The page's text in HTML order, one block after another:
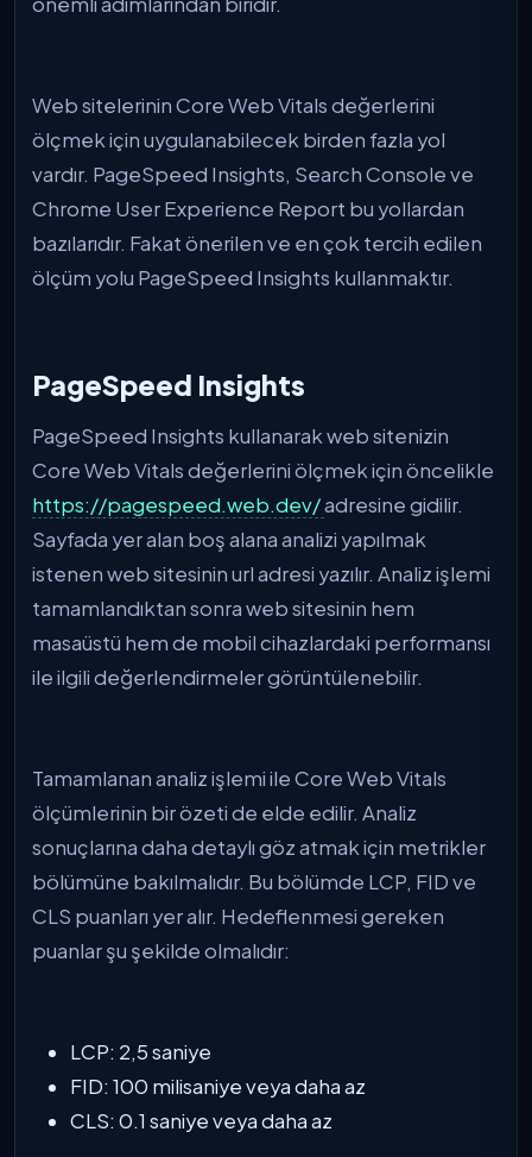
Web sitelerinin Core Web Vitals değerlerini
ölçmek için uygulanabilecek birden fazla yol
vardır. PageSpeed Insights, Search Console ve
Chrome User Experience Report bu yollardan
bazılarıdır. Fakat önerilen ve en çok tercih edilen
ölçüm yolu PageSpeed Insights kullanmaktır.
PageSpeed Insights
PageSpeed Insights kullanarak web sitenizin
Core Web Vitals değerlerini ölçmek için öncelikle
https://pagespeed.web.dev/adresine gidilir.
Sayfada yer alan boş alana analizi yapılmak
istenen web sitesinin url adresi yazılır. Analiz işlemi
tamamlandıktan sonra web sitesinin hem
masaüstü hem de mobil cihazlardaki performansı
ile ilgili değerlendirmeler görüntülenebilir.
Tamamlanan analiz işlemi ile Core Web Vitals
ölçümlerinin bir özeti de elde edilir. Analiz
sonuçlarına daha detaylı göz atmak için metrikler
bölümüne bakılmalıdır. Bu bölümde LCP, FID ve
CLS puanları yer alır. Hedeflenmesi gereken
puanlar şu şekilde olmalıdır:
LCP: 2,5 saniye
FID: 100 milisaniye veya daha az
CLS: 0.1 saniye veya daha az